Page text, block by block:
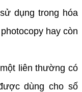
dụng trong hóa
hay còn
liên thường có
dùng cho số